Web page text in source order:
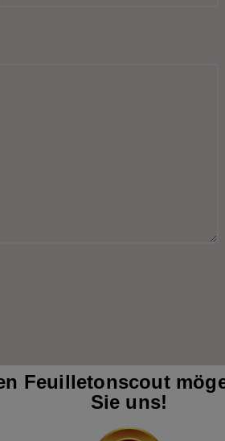
Feuilletonscout
Sie uns!